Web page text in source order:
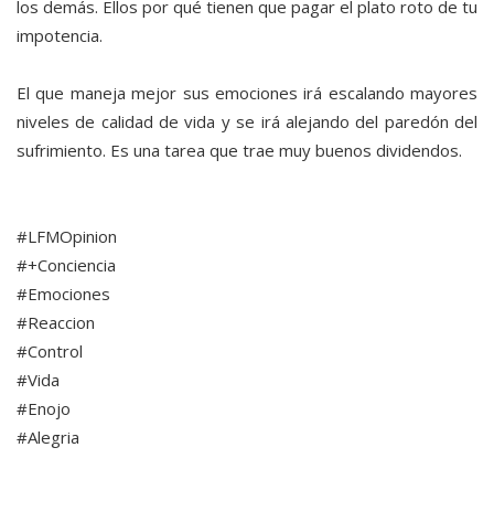
los demás. Ellos por qué tienen que pagar el plato roto de tu
impotencia.
El que maneja mejor sus emociones irá escalando mayores
niveles de calidad de vida y se irá alejando del paredón del
sufrimiento. Es una tarea que trae muy buenos dividendos.
#LFMOpinion
#+Conciencia
#Emociones
#Reaccion
#Control
#Vida
#Enojo
#Alegria